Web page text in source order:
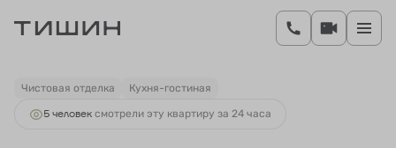
2-комнатная61.41 м 10 562 520 руб.
Ипотекаот 40 826 руб.
Чистовая отделка Кухня-гостиная
5 человек смотрели эту квартиру за 24 часа